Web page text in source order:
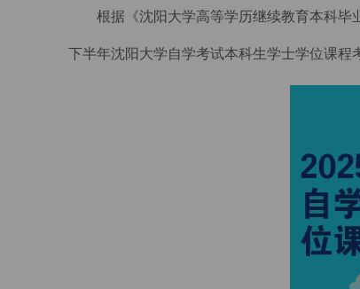
根据《沈阳大学高等学历继续教育本科
下半年沈阳大学自学考试本科生学士学位课程